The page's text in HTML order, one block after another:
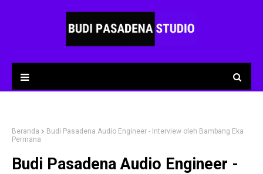
Beranda
Budi Pasadena Audio Engineer - Interview oleh Bambang Eka
Permana
Budi Pasadena Audio Engineer -